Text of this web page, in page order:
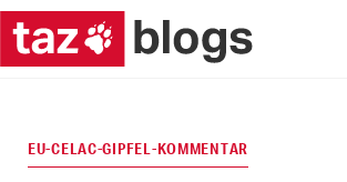
EU-CELAC-GIPFEL-KOMMENTAR